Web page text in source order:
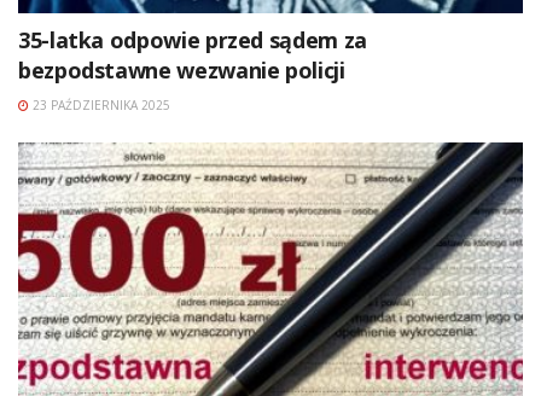
35-latka odpowie przed sądem za
bezpodstawne wezwanie policji
23 PAŹDZIERNIKA 2025